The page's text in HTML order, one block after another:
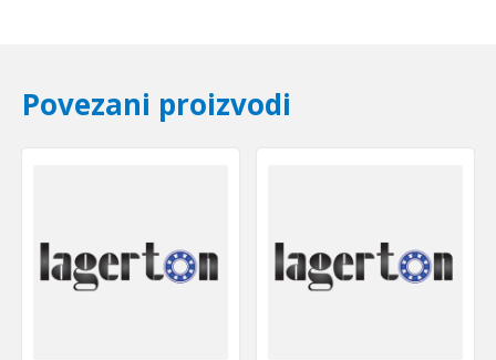
Povezani proizvodi